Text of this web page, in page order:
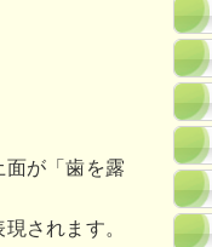
が「歯を露
されます。